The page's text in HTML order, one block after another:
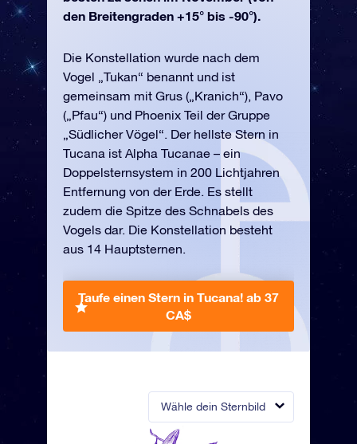
Wähle dein Sternbild
den Breitengraden +15° bis -90°).
Die Konstellation wurde nach dem
Vogel „Tukan“ benannt und ist
gemeinsam mit Grus („Kranich“), Pavo
(„Pfau“) und Phoenix Teil der Gruppe
„Südlicher Vögel“. Der hellste Stern in
Tucana ist Alpha Tucanae – ein
Doppelsternsystem in 200 Lichtjahren
Entfernung von der Erde. Es stellt
zudem die Spitze des Schnabels des
Vogels dar. Die Konstellation besteht
aus 14 Hauptsternen.
Taufe einen Stern in Tucana! ab 37
CA$